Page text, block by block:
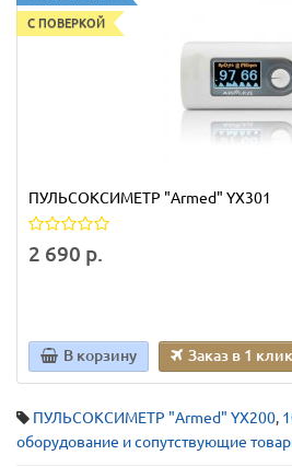
С ПОВЕРКОЙ
ПУЛЬСОКСИМЕТР "Armed" YX301
2 690 р.
В корзину Заказ в 1 клик
ПУЛЬСОКСИМЕТР "Armed" YX200,
оборудование и сопутствующие